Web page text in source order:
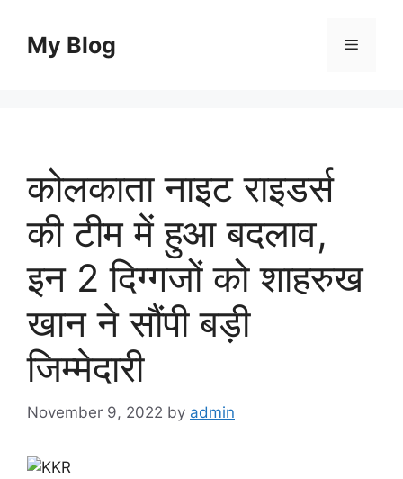
contentMy Blog Menu
कोलकाता नाइट राइडर्स
की टीम में हुआ बदलाव,
इन 2 दिग्गजों को शाहरुख
खान ने सौंपी बड़ी
जिम्मेदारी
November 9, 2022 by admin